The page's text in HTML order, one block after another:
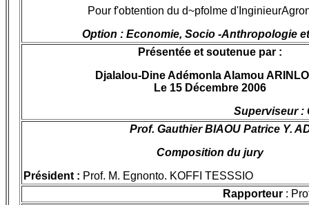
Pour f'obtention du d~pfolme
Option : Economie, Socio -Anthropologie
Présentée et soutenue par :
Djalalou-Dine Adémonla Alamou
Le 15 Décembre 2006
Superviseur :
Prof. Gauthier BIAOU Patrice Y.
Composition du jury
Président : Prof. M. Egnonto. KOFFI TESSSIO
Rapporteur :